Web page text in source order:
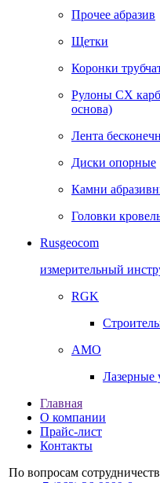
Прочее абразив
Щетки
Коронки
Рулоны CX
основа)
Лента
Диски опорные
Камни
Головки
Rusgeocom
измерительный
RGK
AMO
Лазерные
Главная
О компании
Прайс-лист
Контакты
По вопросам